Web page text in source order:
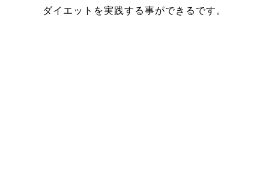
ダイエットを実践する事ができるです。